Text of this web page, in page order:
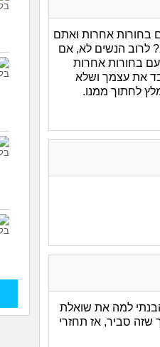
בחורות אחרות ואתם
לרוב הנשים לא, אם
בחורות אחרות
את עצמך ושלא
לחתוך ממנו.
למה את שואלת
סביר, אז תחזרי